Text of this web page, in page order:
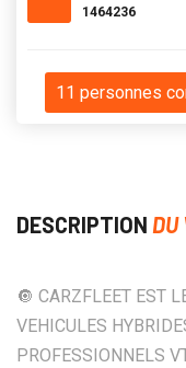
1464236
11 personnes
DESCRIPTION DU
🔘 CARZFLEET EST
VEHICULES
PROFESSIONNELS